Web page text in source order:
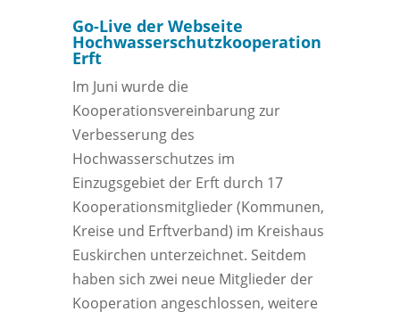
Go-Live der Webseite
Hochwasserschutzkooperation
Erft
Im Juni wurde die
Kooperationsvereinbarung zur
Verbesserung des
Hochwasserschutzes im
Einzugsgebiet der Erft durch 17
Kooperationsmitglieder (Kommunen,
Kreise und Erftverband) im Kreishaus
Euskirchen unterzeichnet. Seitdem
haben sich zwei neue Mitglieder der
Kooperation angeschlossen, weitere